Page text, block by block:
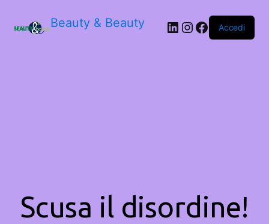
Beauty & Beauty LinkedIn
Instagram
Facebook
Accedi
Scusa il disordine!